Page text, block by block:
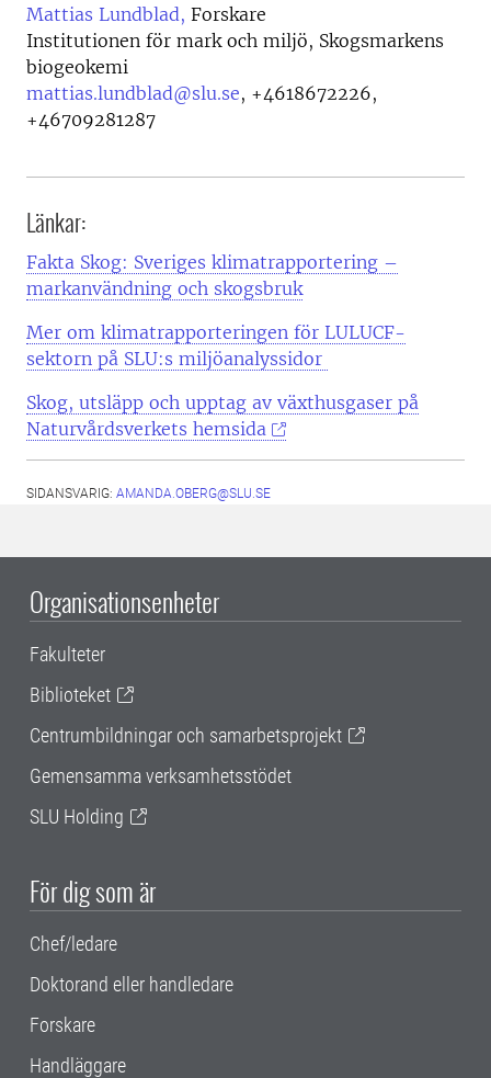
Mattias Lundblad, Forskare
Institutionen för mark och miljö, Skogsmarkens
biogeokemi
mattias.lundblad@slu.se, +4618672226,
+46709281287
Länkar:
Fakta Skog: Sveriges klimatrapportering –
markanvändning och skogsbruk
Mer om klimatrapporteringen för LULUCF-
sektorn på SLU:s miljöanalyssidor
Skog, utsläpp och upptag av växthusgaser på
Naturvårdsverkets hemsida
SIDANSVARIG: AMANDA.OBERG@SLU.SE
Organisationsenheter
Fakulteter
Biblioteket
Centrumbildningar och samarbetsprojekt
Gemensamma verksamhetsstödet
SLU Holding
För dig som är
Chef/ledare
Doktorand eller handledare
Forskare
Handläggare